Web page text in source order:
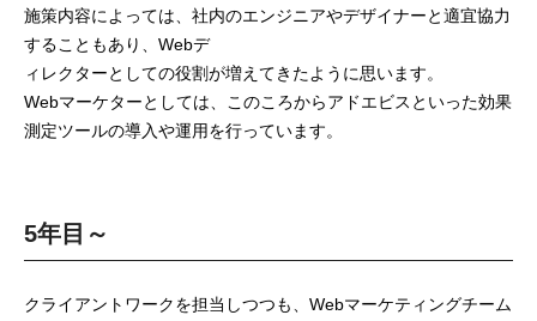
施策内容によっては、社内のエンジニアやデザイナーと適宜協力
することもあり、Webデ
ィレクターとしての役割が増えてきたように思います。
Webマーケターとしては、このころからアドエビスといった効果
測定ツールの導入や運用を行っています。
5年目～
クライアントワークを担当しつつも、Webマーケティングチーム